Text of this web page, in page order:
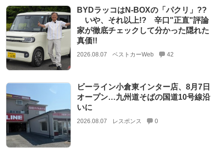
BYDラッコはN-BOXの「パクリ」??
いや、それ以上!? 辛口"正直"評論
家が徹底チェックして分かった隠れた
真価!!
2026.08.07 ベストカーWeb 42
ビーライン小倉東インター店、8月7日
オープン…九州道そばの国道10号線沿
いに
2026.08.07 レスポンス 0